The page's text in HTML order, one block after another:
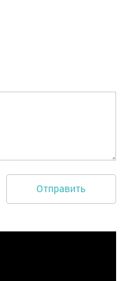
Отправить